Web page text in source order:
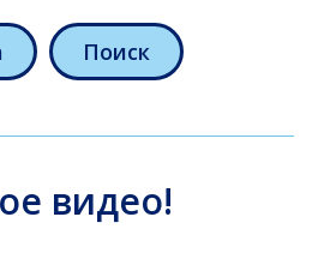
Поиск
видео!